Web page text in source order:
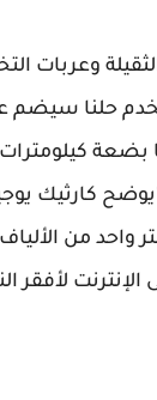
وعربات
حلنا
كارثيك
لأفقر